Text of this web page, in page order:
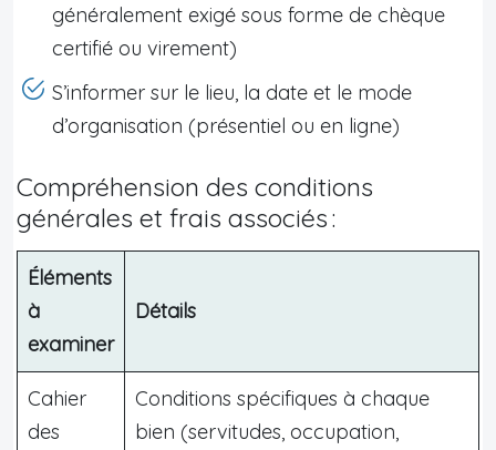
généralement exigé sous forme de chèque
certifié ou virement)
S’informer sur le lieu, la date et le mode
d’organisation (présentiel ou en ligne)
Compréhension des conditions
générales et frais associés :
Éléments
à
examiner
Détails
Cahier
des
Conditions spécifiques à chaque
bien (servitudes, occupation,